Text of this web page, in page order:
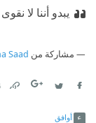
يبدو أننا لا
مشاركة من Saad
أوافق